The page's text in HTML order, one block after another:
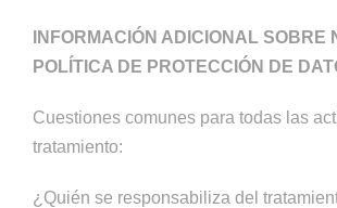
INFORMACIÓN ADICIONAL SOBRE
POLÍTICA DE PROTECCIÓN DE
Cuestiones comunes para todas las
tratamiento:
¿Quién se responsabiliza del